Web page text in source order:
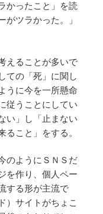
かったこと」を読
がツラかった。」
えることが多いで
ての「死」に関し
うに今を一所懸命
従うことにしてい
い」し「止まない
こと」をする。
のようにＳＮＳだ
を作り、個人ペー
する形が主流で
）サイトがちょこ